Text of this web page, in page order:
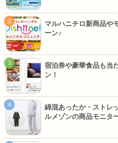
マルハニチロ新商品や
ーン♪
宿泊券や豪華食品も当
ン！
綿混あったか・ストレ
ルメゾンの商品モニタ